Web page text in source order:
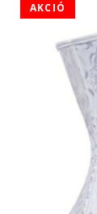
AKCIÓ